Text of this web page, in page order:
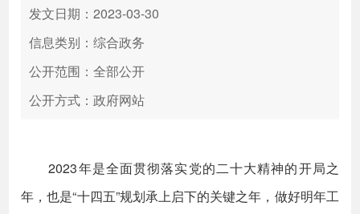
高效办成一件事
发文日期：2023-03-30
信息类别：综合政务
公开范围：全部公开
公开方式：政府网站
2023年是全面贯彻落实党的二十大精神的开局之
年，也是“十四五”规划承上启下的关键之年，做好明年工